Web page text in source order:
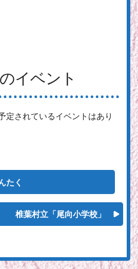
イベント
定されているイベントはあり
たく
椎葉村立「尾向小学校」